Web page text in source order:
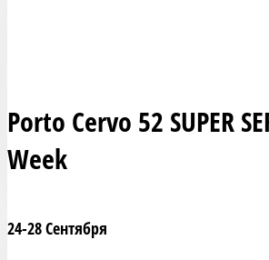
Porto Cervo 52 SUPER
Week
24-28 Сентября